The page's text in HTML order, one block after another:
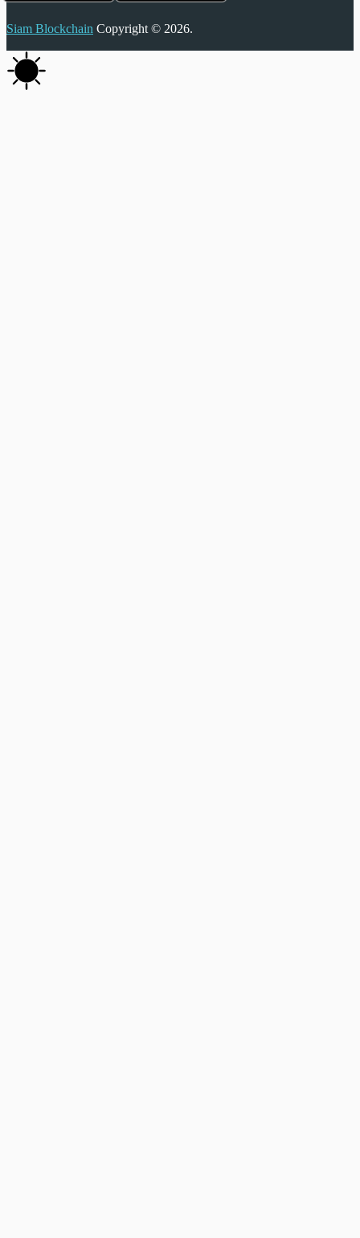
Siam Blockchain Copyright © 2026.